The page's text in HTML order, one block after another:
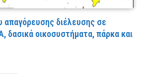
απαγόρευσης διέλευσης σε
δασικά οικοσυστήματα, πάρκα και